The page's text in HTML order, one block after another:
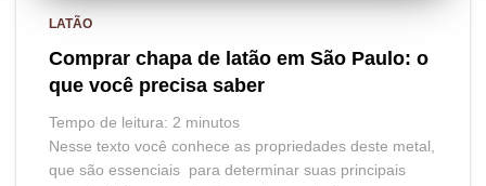
LATÃO
Comprar chapa de latão em São Paulo: o
que você precisa saber
Tempo de leitura: 2 minutos
Nesse texto você conhece as propriedades deste metal,
que são essenciais para determinar suas principais